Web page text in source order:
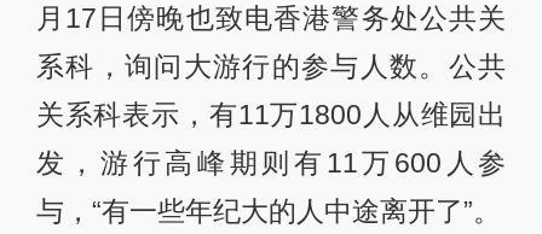
月17日傍晚也致电香港警务处公共关
系科，询问大游行的参与人数。公共
关系科表示，有11万1800人从维园出
发，游行高峰期则有11万600人参
与，“有一些年纪大的人中途离开了”。